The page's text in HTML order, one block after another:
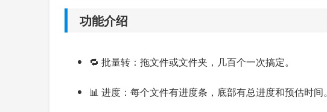
功能介绍
🔁 批量转：拖文件或文件夹，几百个一次搞定。
📊 进度：每个文件有进度条，底部有总进度和预估时间。